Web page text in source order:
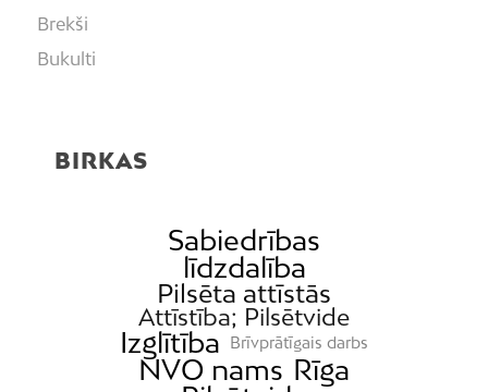
Brekši
Bukulti
Čiekurkalns
BIRKAS
Sabiedrības
līdzdalība
Pilsēta attīstās
Attīstība; Pilsētvide
Izglītība Brīvprātīgais darbs
NVO nams Rīga